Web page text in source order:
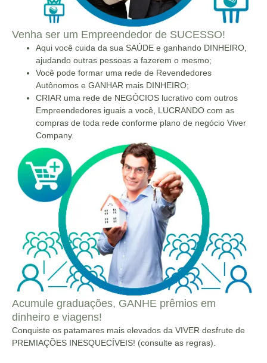
Venha ser um Empreendedor de SUCESSO!
Aqui você cuida da sua SAÚDE e ganhando DINHEIRO,
ajudando outras pessoas a fazerem o mesmo;
Você pode formar uma rede de Revendedores
Autônomos e GANHAR mais DINHEIRO;
CRIAR uma rede de NEGÓCIOS lucrativo com outros
Empreendedores iguais a você, LUCRANDO com as
compras de toda rede conforme plano de negócio Viver
Company.
Acumule graduações, GANHE prêmios em
dinheiro e viagens!
Conquiste os patamares mais elevados da VIVER desfrute de
PREMIAÇÕES INESQUECÍVEIS! (consulte as regras).